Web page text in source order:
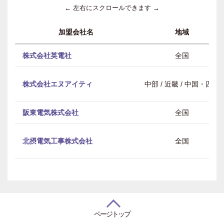
← 左右にスクロールできます →
加盟会社名 地域
株式会社英電社 全国
株式会社エヌアイティ 中部 / 近畿 / 中国・四国
阪東電気株式会社 全国
北摂電気工事株式会社 全国
ページトップ